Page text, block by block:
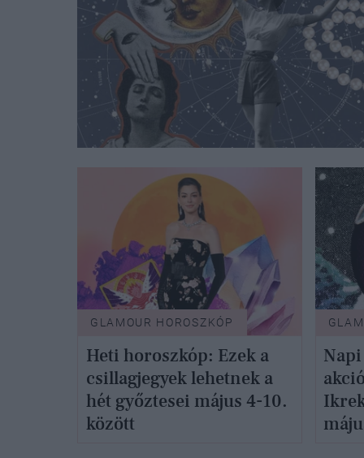
GLAMOUR HOROSZKÓP
Heti horoszkóp: Ezek a
csillagjegyek lehetnek a
hét győztesei május 4-10.
között